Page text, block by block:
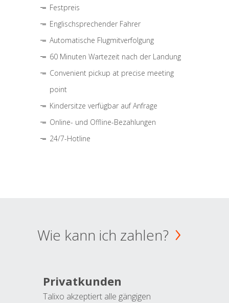
Festpreis
Englischsprechender Fahrer
Automatische Flugmitverfolgung
60 Minuten Wartezeit nach der Landung
Convenient pickup at precise meeting
point
Kindersitze verfügbar auf Anfrage
Online- und Offline-Bezahlungen
24/7-Hotline
Wie kann ich zahlen?
Privatkunden
Talixo akzeptiert alle gängigen